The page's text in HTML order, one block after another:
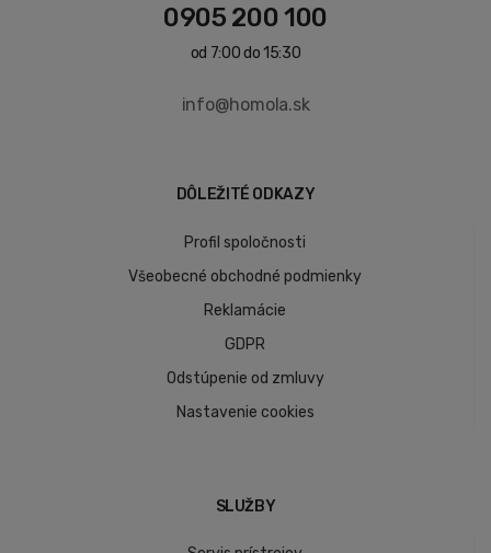
0905 200 100
od 7:00 do 15:30
info@homola.sk
DÔLEŽITÉ ODKAZY
Profil spoločnosti
Všeobecné obchodné podmienky
Reklamácie
GDPR
Odstúpenie od zmluvy
Nastavenie cookies
SLUŽBY